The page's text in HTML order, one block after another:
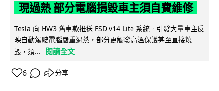
現過熱 部分電腦損毀車主須自費維修
Tesla 向 HW3 舊車款推送 FSD v14 Lite 系統，引發大量車主反
映自動駕駛電腦嚴重過熱，部分更觸發高溫保護甚至直接燒
毀，須...
閱讀全文
6 分享